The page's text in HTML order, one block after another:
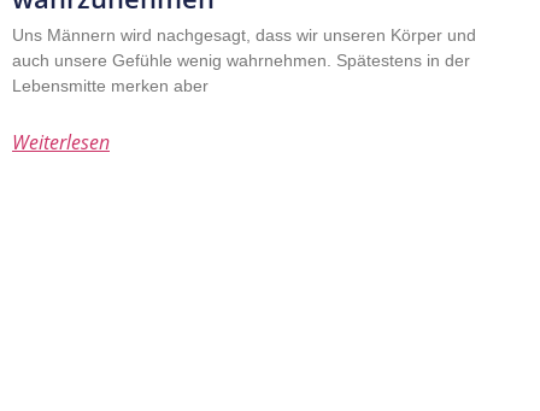
Uns Männern wird nachgesagt, dass wir unseren Körper und
auch unsere Gefühle wenig wahrnehmen. Spätestens in der
Lebensmitte merken aber
Weiterlesen